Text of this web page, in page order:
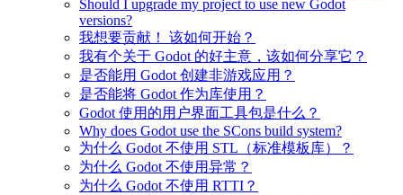
Should I upgrade my project to use new Godot
versions?
我想要贡献！ 该如何开始？
我有个关于 Godot 的好主意，该如何分享它？
是否能用 Godot 创建非游戏应用？
是否能将 Godot 作为库使用？
Godot 使用的用户界面工具包是什么？
Why does Godot use the SCons build system?
为什么 Godot 不使用 STL（标准模板库）？
为什么 Godot 不使用异常？
为什么 Godot 不使用 RTTI？